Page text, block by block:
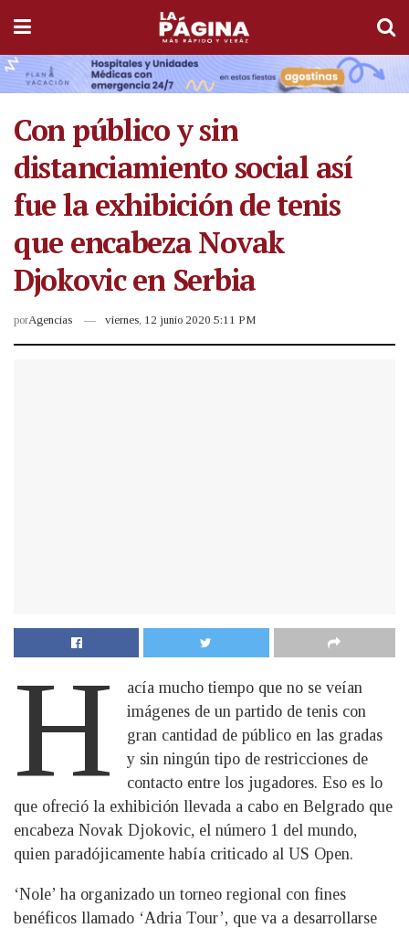
Con público y sin
distanciamiento social así
fue la exhibición de tenis
que encabeza Novak
Djokovic en Serbia
porAgencias viernes, 12 junio 2020 5:11 PM
H
acía mucho tiempo que no se veían
imágenes de un partido de tenis con
gran cantidad de público en las gradas
y sin ningún tipo de restricciones de
contacto entre los jugadores. Eso es lo
que ofreció la exhibición llevada a cabo en Belgrado que
encabeza Novak Djokovic, el número 1 del mundo,
quien paradójicamente había criticado al US Open.
‘Nole’ ha organizado un torneo regional con fines
benéficos llamado ‘Adria Tour’, que va a desarrollarse